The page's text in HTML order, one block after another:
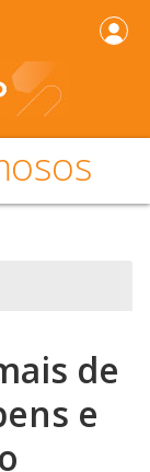
de
e